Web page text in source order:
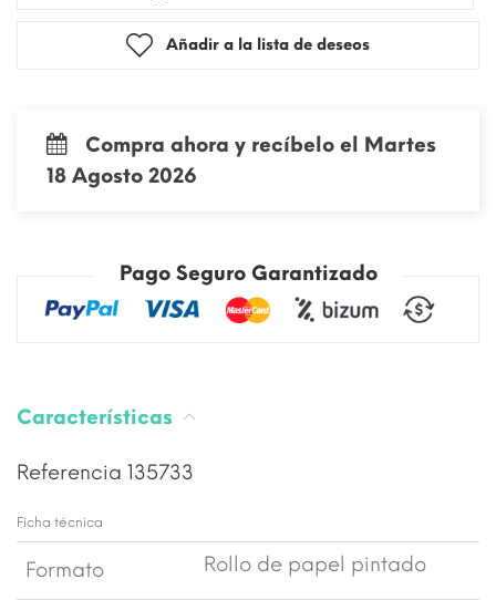
Añadir a la lista de deseos
Compra ahora y recíbelo el Martes
18 Agosto 2026
Pago Seguro Garantizado
Características
Referencia 135733
Ficha técnica
Formato Rollo de papel pintado